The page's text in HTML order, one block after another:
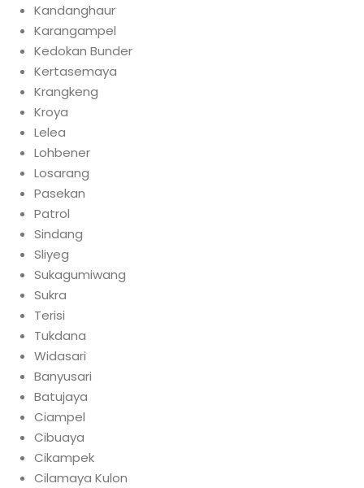
Kandanghaur
Karangampel
Kedokan Bunder
Kertasemaya
Krangkeng
Kroya
Lelea
Lohbener
Losarang
Pasekan
Patrol
Sindang
Sliyeg
Sukagumiwang
Sukra
Terisi
Tukdana
Widasari
Banyusari
Batujaya
Ciampel
Cibuaya
Cikampek
Cilamaya Kulon